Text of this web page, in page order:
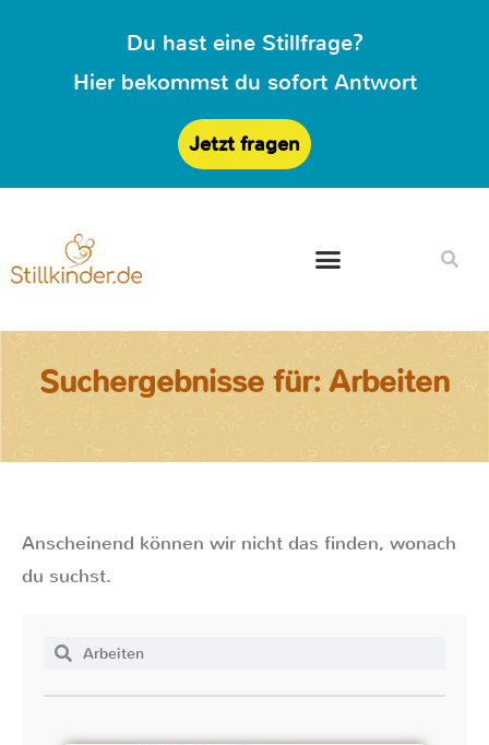
Du hast eine Stillfrage?
Hier bekommst du sofort Antwort
Jetzt fragen
Suchergebnisse für: Arbeiten
Anscheinend können wir nicht das finden, wonach
du suchst.